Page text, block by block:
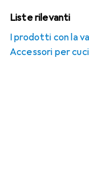
Liste rilevanti
I prodotti con la
Accessori per